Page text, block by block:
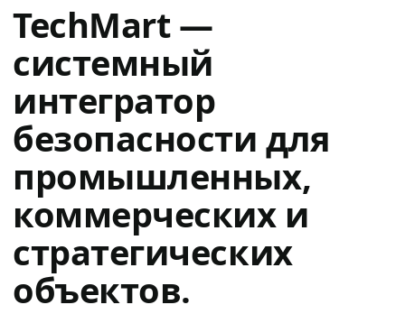
TechMart —
системный
интегратор
безопасности для
промышленных,
коммерческих и
стратегических
объектов.